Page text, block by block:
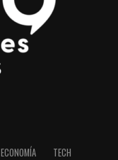
ECONOMÍA
TECH